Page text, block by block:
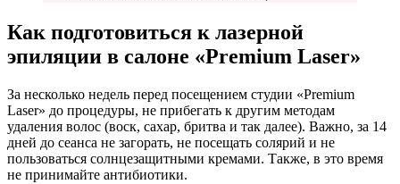
Как подготовиться к лазерной
эпиляции в салоне «Premium Laser»
За несколько недель перед посещением студии «Premium
Laser» до процедуры, не прибегать к другим методам
удаления волос (воск, сахар, бритва и так далее). Важно, за 14
дней до сеанса не загорать, не посещать солярий и не
пользоваться солнцезащитными кремами. Также, в это время
не принимайте антибиотики.